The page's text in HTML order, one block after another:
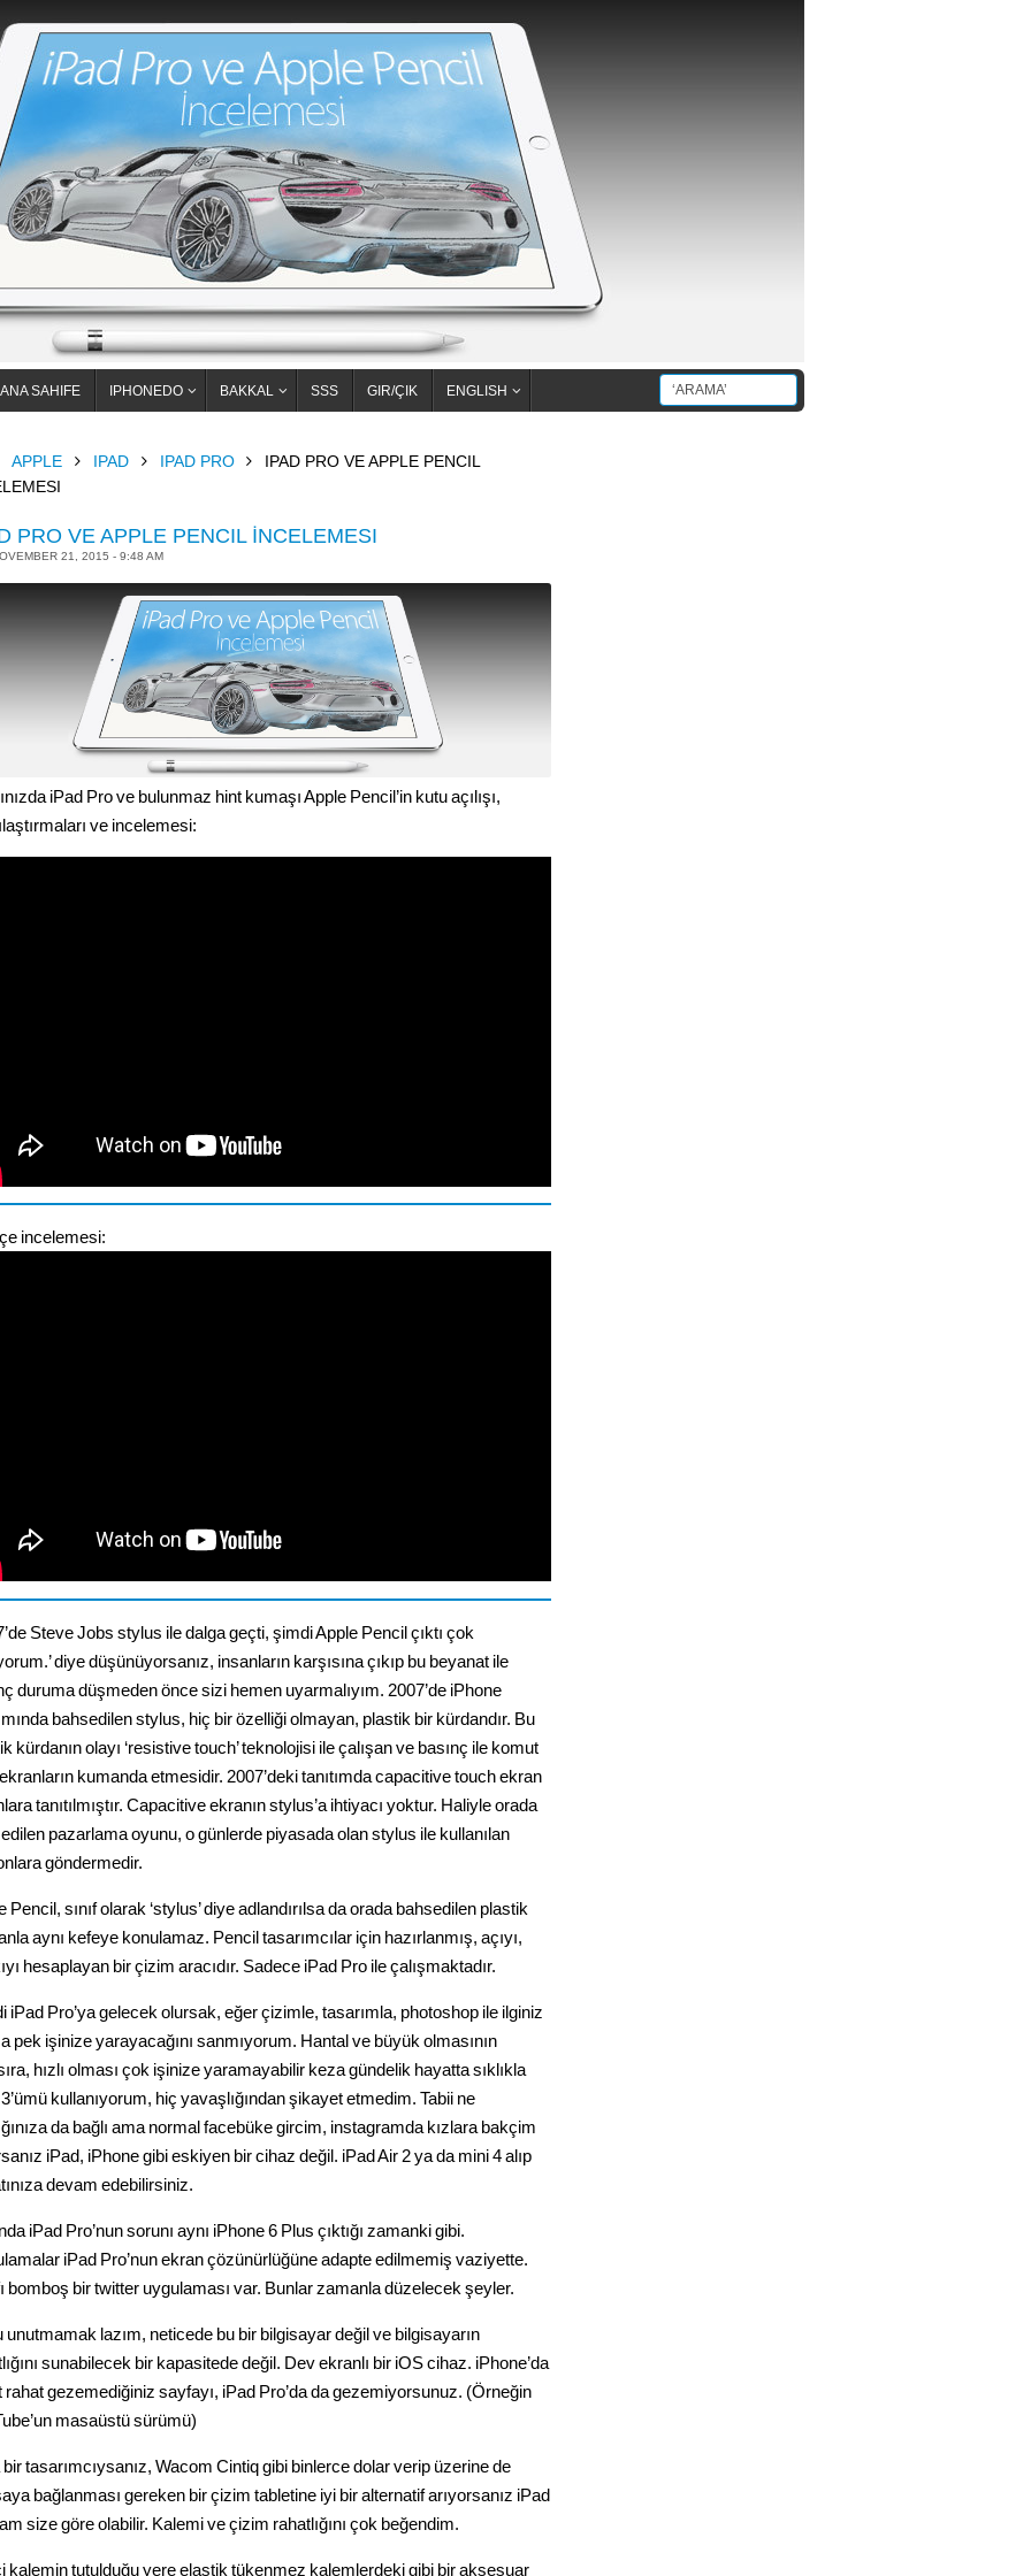
ANA SAHIFE IPHONEDO BAKKAL SSS GIR/ÇIK ENGLISH
APPLE IPAD IPAD PRO
IPAD PRO VE APPLE PENCIL
PRO VE APPLE PENCIL İNCELEMESI
21, 2015 - 9:48 AM
iPad Pro ve bulunmaz hint kumaşı Apple Pencil’in kutu açılışı,
ve incelemesi:
incelemesi:
Steve Jobs stylus ile dalga geçti, şimdi Apple Pencil çıktı çok
diye düşünüyorsanız, insanların karşısına çıkıp bu beyanat ile
duruma düşmeden önce sizi hemen uyarmalıyım. 2007’de iPhone
bahsedilen stylus, hiç bir özelliği olmayan, plastik bir kürdandır. Bu
kürdanın olayı ‘resistive touch’ teknolojisi ile çalışan ve basınç ile komut
kumanda etmesidir. 2007’deki tanıtımda capacitive touch ekran
tanıtılmıştır. Capacitive ekranın stylus’a ihtiyacı yoktur. Haliyle orada
pazarlama oyunu, o günlerde piyasada olan stylus ile kullanılan
göndermedir.
Pencil, sınıf olarak ‘stylus’ diye adlandırılsa da orada bahsedilen plastik
aynı kefeye konulamaz. Pencil tasarımcılar için hazırlanmış, açıyı,
hesaplayan bir çizim aracıdır. Sadece iPad Pro ile çalışmaktadır.
iPad Pro’ya gelecek olursak, eğer çizimle, tasarımla, photoshop ile ilginiz
pek işinize yarayacağını sanmıyorum. Hantal ve büyük olmasının
hızlı olması çok işinize yaramayabilir keza gündelik hayatta sıklıkla
kullanıyorum, hiç yavaşlığından şikayet etmedim. Tabii ne
da bağlı ama normal facebüke gircim, instagramda kızlara bakçim
iPad, iPhone gibi eskiyen bir cihaz değil. iPad Air 2 ya da mini 4 alıp
devam edebilirsiniz.
iPad Pro’nun sorunı aynı iPhone 6 Plus çıktığı zamanki gibi.
iPad Pro’nun ekran çözünürlüğüne adapte edilmemiş vaziyette.
bomboş bir twitter uygulaması var. Bunlar zamanla düzelecek şeyler.
unutmamak lazım, neticede bu bir bilgisayar değil ve bilgisayarın
sunabilecek bir kapasitede değil. Dev ekranlı bir iOS cihaz. iPhone’da
rahat gezemediğiniz sayfayı, iPad Pro’da da gezemiyorsunuz. (Örneğin
masaüstü sürümü)
tasarımcıysanız, Wacom Cintiq gibi binlerce dolar verip üzerine de
bağlanması gereken bir çizim tabletine iyi bir alternatif arıyorsanız iPad
size göre olabilir. Kalemi ve çizim rahatlığını çok beğendim.
kalemin tutulduğu yere elastik tükenmez kalemlerdeki gibi bir aksesuar